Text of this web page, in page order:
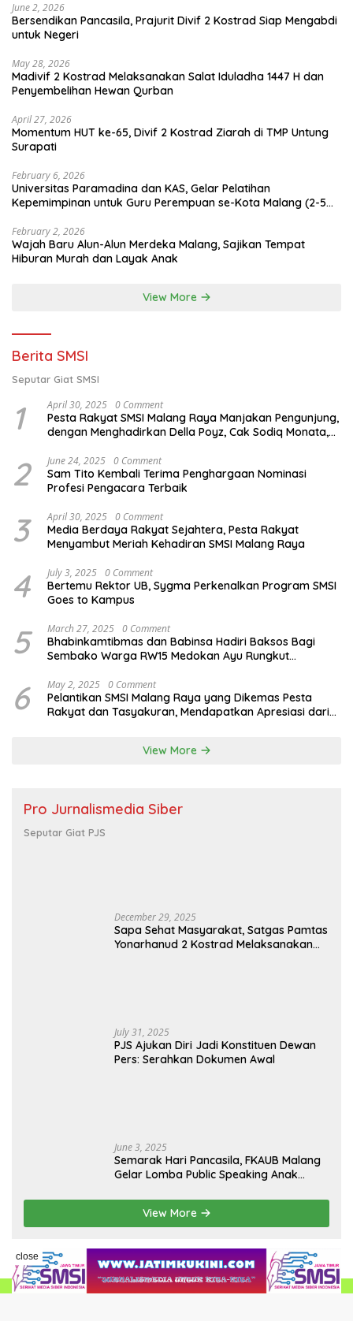
June 2, 2026
Bersendikan Pancasila, Prajurit Divif 2 Kostrad Siap Mengabdi
untuk Negeri
May 28, 2026
Madivif 2 Kostrad Melaksanakan Salat Iduladha 1447 H dan
Penyembelihan Hewan Qurban
April 27, 2026
Momentum HUT ke-65, Divif 2 Kostrad Ziarah di TMP Untung
Surapati
February 6, 2026
Universitas Paramadina dan KAS, Gelar Pelatihan
Kepemimpinan untuk Guru Perempuan se-Kota Malang (2-5
February 2, 2026
Wajah Baru Alun-Alun Merdeka Malang, Sajikan Tempat
Hiburan Murah dan Layak Anak
View More
Berita SMSI
Seputar Giat SMSI
1 April 30, 2025 0 Comment
Pesta Rakyat SMSI Malang Raya Manjakan Pengunjung,
dengan Menghadirkan Della Poyz, Cak Sodiq Monata,
2 June 24, 2025 0 Comment
Sam Tito Kembali Terima Penghargaan Nominasi
Profesi Pengacara Terbaik
3 April 30, 2025 0 Comment
Media Berdaya Rakyat Sejahtera, Pesta Rakyat
Menyambut Meriah Kehadiran SMSI Malang Raya
4 July 3, 2025 0 Comment
Bertemu Rektor UB, Sygma Perkenalkan Program SMSI
Goes to Kampus
5 March 27, 2025 0 Comment
Bhabinkamtibmas dan Babinsa Hadiri Baksos Bagi
Sembako Warga RW15 Medokan Ayu Rungkut
6 May 2, 2025 0 Comment
Pelantikan SMSI Malang Raya yang Dikemas Pesta
Rakyat dan Tasyakuran, Mendapatkan Apresiasi dari
View More
Pro Jurnalismedia Siber
Seputar Giat PJS
December 29, 2025
Sapa Sehat Masyarakat, Satgas Pamtas
Yonarhanud 2 Kostrad Melaksanakan
July 31, 2025
PJS Ajukan Diri Jadi Konstituen Dewan
Pers: Serahkan Dokumen Awal
June 3, 2025
Semarak Hari Pancasila, FKAUB Malang
Gelar Lomba Public Speaking Anak
Pancasila
View More
close